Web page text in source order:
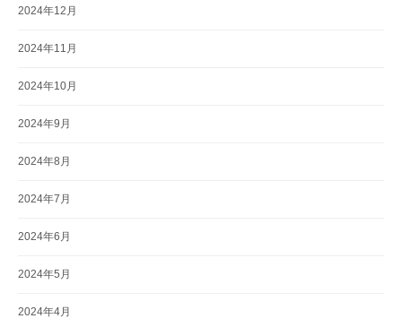
2024年12月
2024年11月
2024年10月
2024年9月
2024年8月
2024年7月
2024年6月
2024年5月
2024年4月